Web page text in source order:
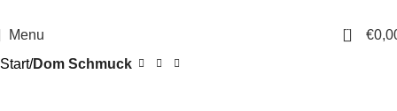
Menu 0 €
Start Dom Schmuck